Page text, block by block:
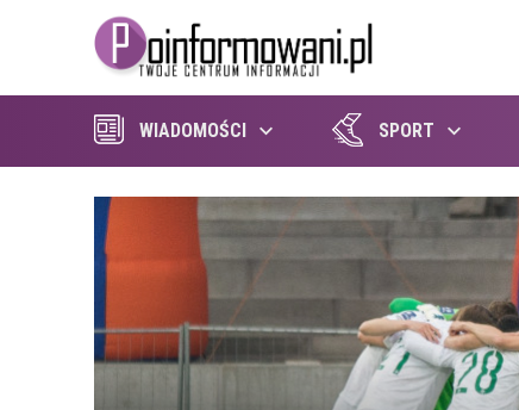
WIADOMOŚCI SPORT